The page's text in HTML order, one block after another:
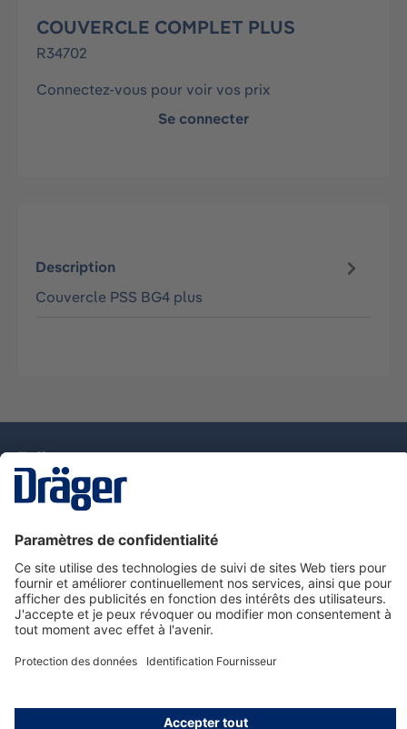
COUVERCLE COMPLET PLUS
R34702
Connectez-vous pour voir vos prix
Se connecter
Description
Couvercle PSS BG4 plus
Nous contacter
Service de e-commande Dräger
Informations sur les produits
© Dräger France SAS, 2024